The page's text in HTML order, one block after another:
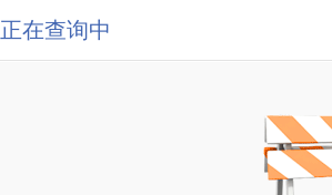
正在查询中